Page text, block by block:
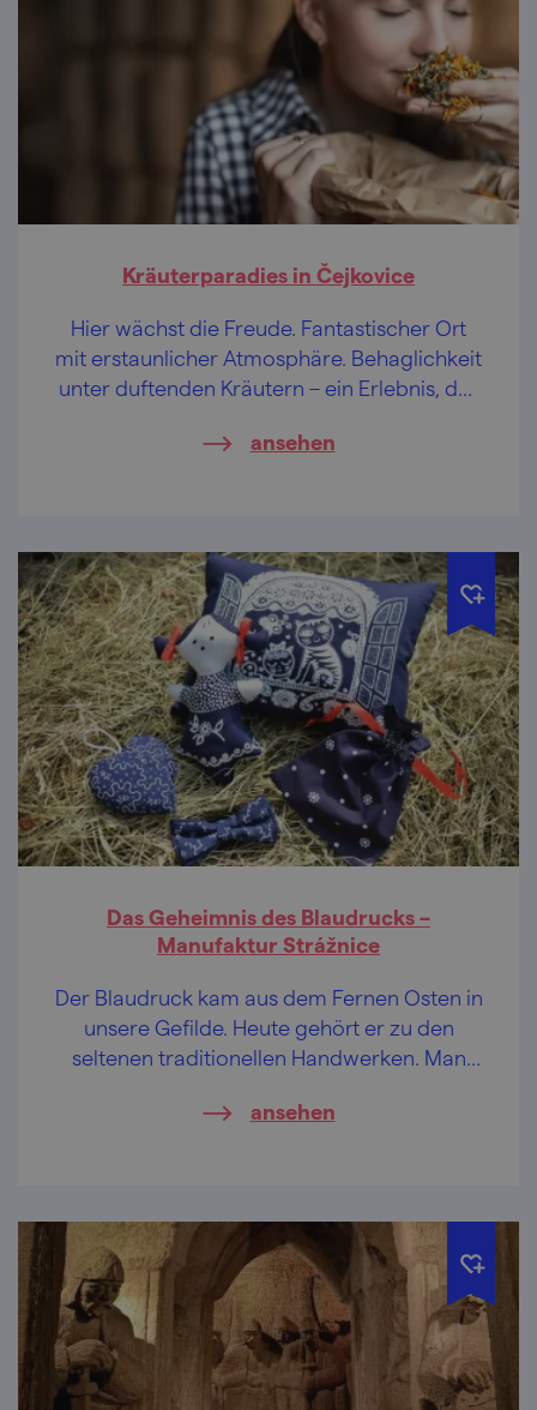
Kräuterparadies in Čejkovice
Hier wächst die Freude. Fantastischer Ort
mit erstaunlicher Atmosphäre. Behaglichkeit
unter duftenden Kräutern – ein Erlebnis, das
ansehen
Das Geheimnis des Blaudrucks –
Manufaktur Strážnice
Der Blaudruck kam aus dem Fernen Osten in
unsere Gefilde. Heute gehört er zu den
seltenen traditionellen Handwerken. Man
Tschechien ist er nur noch an zwei Orten zu
ansehen